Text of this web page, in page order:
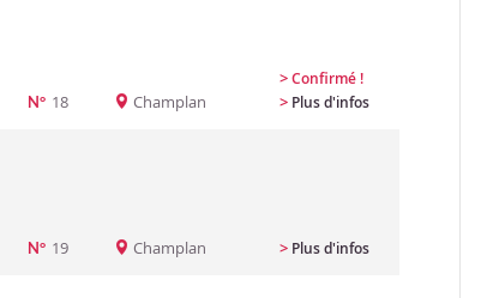
Champlan
N° 18
>Confirmé !
> Plus d'infos
Champlan
N° 19 > Plus d'infos